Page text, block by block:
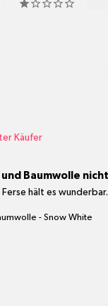
Baumwolle
hält es
- Snow White